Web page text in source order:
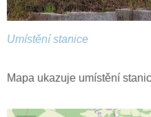
Umístění stanice
Mapa ukazuje umístění